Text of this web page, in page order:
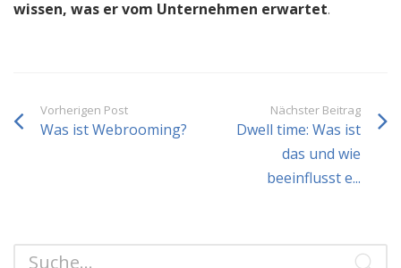
wissen, was er vom Unternehmen erwartet.
Vorherigen Post
Was ist Webrooming?
Nächster Beitrag
Dwell time: Was ist
das und wie
beeinflusst e...